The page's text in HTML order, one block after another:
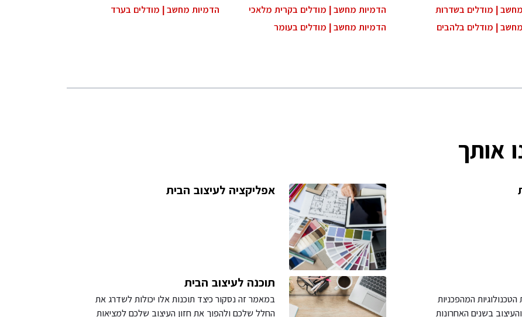
| מודלים בשדרות הדמיות מחשב | מודלים בקרית מלאכי
הדמיות מחשב | מודלים בערד
| מודלים בלהבים הדמיות מחשב | מודלים בעומר
אותך
אפליקציה לעיצוב הבית
המהפכניות
בשנים האחרונות
תוכנה לעיצוב הבית
במאמר זה נסקור כיצד תוכנות אלו יכולות לשדרג את
החלל שלכם ולהפוך את חזון העיצוב שלכם למציאות